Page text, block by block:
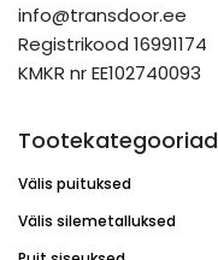
info@transdoor.ee
Registrikood 16991174
KMKR nr EE102740093
Tootekategooriad
Välis puituksed
Välis silemetalluksed